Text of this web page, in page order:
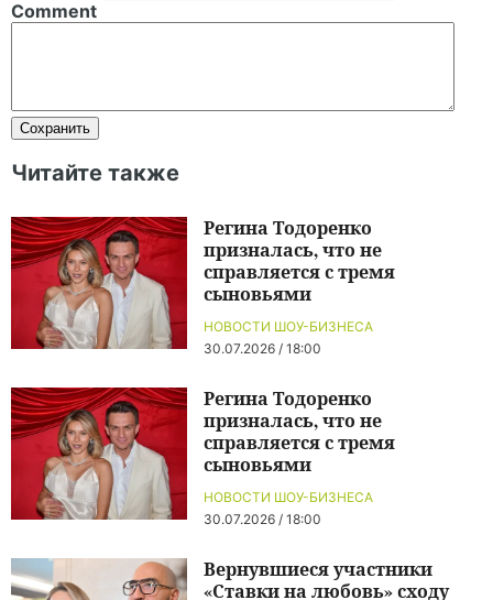
Comment
Читайте также
НОВОСТИ ШОУ-БИЗНЕСА
30.07.2026 / 18:00
Регина Тодоренко
призналась, что не
справляется с тремя
сыновьями
НОВОСТИ ШОУ-БИЗНЕСА
30.07.2026 / 18:00
Регина Тодоренко
призналась, что не
справляется с тремя
сыновьями
Вернувшиеся участники
«Ставки на любовь» сходу